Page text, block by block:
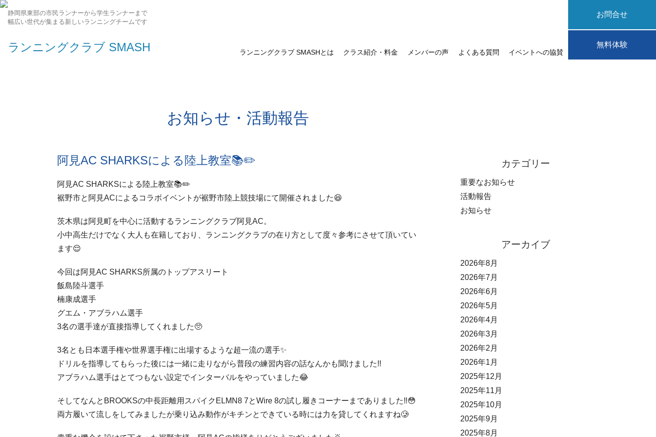
ランニングクラブ SMASHとは クラス紹介・料金 メンバーの声 よくある質問 イベントへの協賛
ランニングクラブ SMASH
静岡県東部の市民ランナーから学生ランナーまで
幅広い世代が集まる新しいランニングチームです
お問合せ
無料体験
お知らせ・活動報告
阿見AC SHARKSによる陸上教室📚✏️
阿見AC SHARKSによる陸上教室📚✏️
裾野市と阿見ACによるコラボイベントが裾野市陸上競技場にて開催されました😆
茨木県は阿見町を中心に活動するランニングクラブ阿見AC。
小中高生だけでなく大人も在籍しており、ランニングクラブの在り方として度々参考にさせて頂いてい
ます😌
今回は阿見AC SHARKS所属のトップアスリート
飯島陸斗選手
楠康成選手
グエム・アブラハム選手
3名の選手達が直接指導してくれました🥺
3名とも日本選手権や世界選手権に出場するような超一流の選手✨
ドリルを指導してもらった後には一緒に走りながら普段の練習内容の話なんかも聞けました!!
アブラハム選手はとてつもない設定でインターバルをやっていました😂
そしてなんとBROOKSの中長距離用スパイクELMN8 7とWire 8の試し履きコーナーまでありました‼😳
両方履いて流しをしてみましたが乗り込み動作がキチンとできている時には力を貸してくれますね🥲
カテゴリー
重要なお知らせ
活動報告
お知らせ
アーカイブ
2026年8月
2026年7月
2026年6月
2026年5月
2026年4月
2026年3月
2026年2月
2026年1月
2025年12月
2025年11月
2025年10月
2025年9月
2025年8月